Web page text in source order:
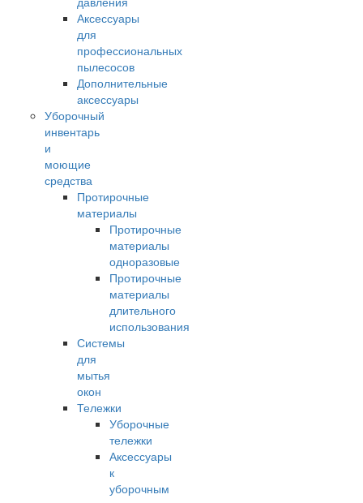
Аксессуары
для
профессиональных
пылесосов
Дополнительные
аксессуары
Уборочный
инвентарь
и
моющие
средства
Протирочные
материалы
Протирочные
материалы
одноразовые
Протирочные
материалы
длительного
использования
Системы
для
мытья
окон
Тележки
Уборочные
тележки
Аксессуары
к
уборочным